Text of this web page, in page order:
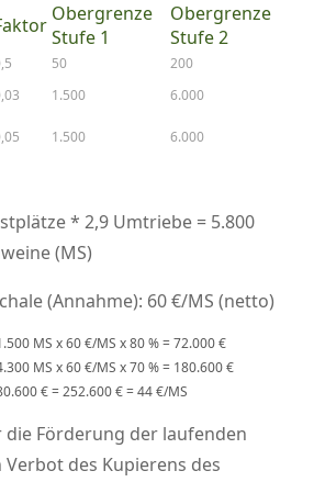
Obergrenze
Stufe 1
Obergrenze
Stufe 2
50
200
1.500
6.000
1.500 6.000
* 2,9 Umtriebe = 5.800
(MS)
(Annahme): 60 €/MS (netto)
MS x 60 €/MS x 80 % = 72.000 €
MS x 60 €/MS x 70 % = 180.600 €
€ = 252.600 € = 44 €/MS
Förderung der laufenden
des Kupierens des